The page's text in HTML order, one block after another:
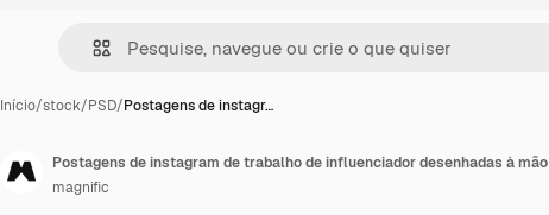
Início/stock/PSD/Postagens de instagr…
Postagens de instagram de trabalho de influenciador desenhadas à mão
magnific